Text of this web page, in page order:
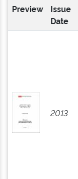
Preview
Issue
Date
2013